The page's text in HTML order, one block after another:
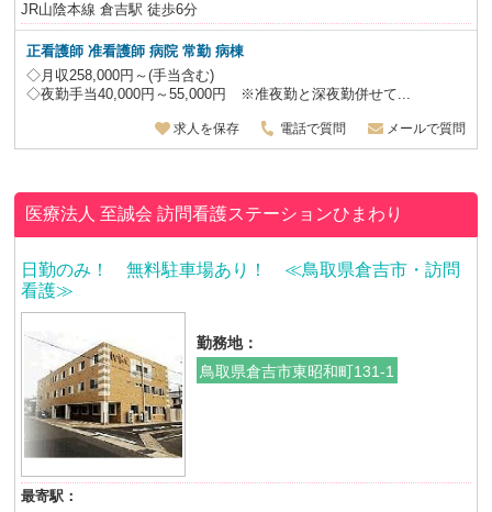
JR山陰本線 倉吉駅 徒歩6分
正看護師 准看護師 病院 常勤 病棟
◇月収258,000円～(手当含む)
◇夜勤手当40,000円～55,000円 ※准夜勤と深夜勤併せて...
求人を保存 電話で質問 メールで質問
医療法人 至誠会訪問看護ステーションひまわり
日勤のみ！ 無料駐車場あり！ ≪鳥取県倉吉市・訪問
看護≫
勤務地：
鳥取県倉吉市東昭和町131-1
最寄駅：